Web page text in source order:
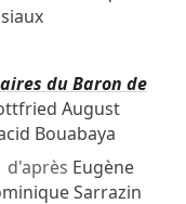
du Baron de
August
Bouabaya
d'après Eugène
Sarrazin